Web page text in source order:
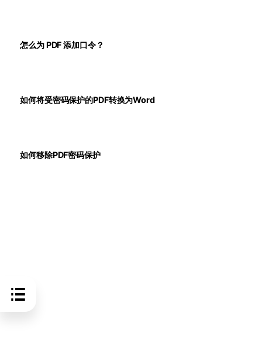
怎么为 PDF 添加口令？
如何将受密码保护的PDF转换为Word
如何移除PDF密码保护